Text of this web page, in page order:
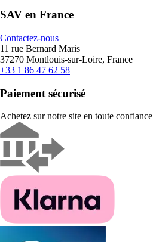
SAV en France
Contactez-nous
11 rue Bernard Maris
37270 Montlouis-sur-Loire, France
+33 1 86 47 62 58
Paiement sécurisé
Achetez sur notre site en toute confiance